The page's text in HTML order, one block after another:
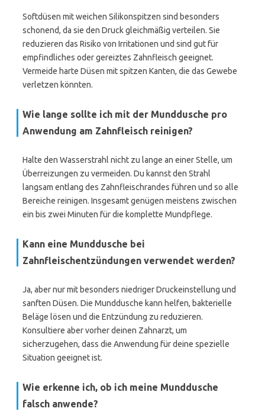
Softdüsen mit weichen Silikonspitzen sind besonders
schonend, da sie den Druck gleichmäßig verteilen. Sie
reduzieren das Risiko von Irritationen und sind gut für
empfindliches oder gereiztes Zahnfleisch geeignet.
Vermeide harte Düsen mit spitzen Kanten, die das Gewebe
verletzen könnten.
Wie lange sollte ich mit der Munddusche pro
Anwendung am Zahnfleisch reinigen?
Halte den Wasserstrahl nicht zu lange an einer Stelle, um
Überreizungen zu vermeiden. Du kannst den Strahl
langsam entlang des Zahnfleischrandes führen und so alle
Bereiche reinigen. Insgesamt genügen meistens zwischen
ein bis zwei Minuten für die komplette Mundpflege.
Kann eine Munddusche bei
Zahnfleischentzündungen verwendet werden?
Ja, aber nur mit besonders niedriger Druckeinstellung und
sanften Düsen. Die Munddusche kann helfen, bakterielle
Beläge lösen und die Entzündung zu reduzieren.
Konsultiere aber vorher deinen Zahnarzt, um
sicherzugehen, dass die Anwendung für deine spezielle
Situation geeignet ist.
Wie erkenne ich, ob ich meine Munddusche
falsch anwende?